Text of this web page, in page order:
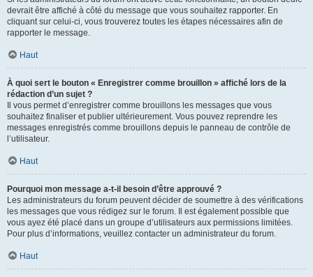
devrait être affiché à côté du message que vous souhaitez rapporter. En
cliquant sur celui-ci, vous trouverez toutes les étapes nécessaires afin de
rapporter le message.
Haut
À quoi sert le bouton « Enregistrer comme brouillon » affiché lors de la
rédaction d’un sujet ?
Il vous permet d’enregistrer comme brouillons les messages que vous
souhaitez finaliser et publier ultérieurement. Vous pouvez reprendre les
messages enregistrés comme brouillons depuis le panneau de contrôle de
l’utilisateur.
Haut
Pourquoi mon message a-t-il besoin d’être approuvé ?
Les administrateurs du forum peuvent décider de soumettre à des vérifications
les messages que vous rédigez sur le forum. Il est également possible que
vous ayez été placé dans un groupe d’utilisateurs aux permissions limitées.
Pour plus d’informations, veuillez contacter un administrateur du forum.
Haut